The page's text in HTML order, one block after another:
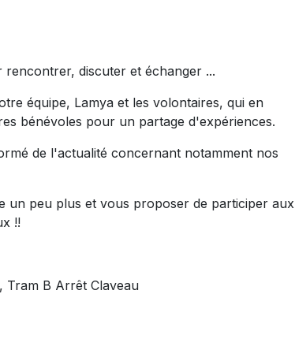
discuter et échanger ...
équipe, Lamya et les volontaires, qui en
bénévoles pour un partage d'expériences.
de l'actualité concernant notamment nos
un peu plus et vous proposer de participer aux
!!
Tram B Arrêt Claveau